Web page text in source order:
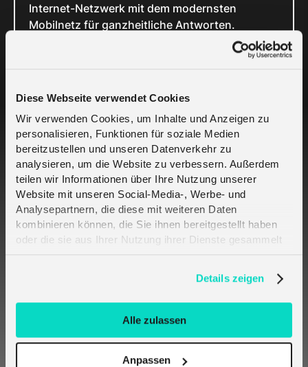
Diese Webseite verwendet Cookies
Wir verwenden Cookies, um Inhalte und Anzeigen zu
personalisieren, Funktionen für soziale Medien
bereitzustellen und unseren Datenverkehr zu
analysieren, um die Website zu verbessern. Außerdem
teilen wir Informationen über Ihre Nutzung unserer
Website mit unseren Social-Media-, Werbe- und
Analysepartnern, die diese mit weiteren Daten
kombinieren können, die Sie ihnen bereitgestellt haben
oder die sie aus Ihrer Nutzung ihrer Dienste gesammelt
Details zeigen
Alle zulassen
Anpassen
Internet-Netzwerk mit dem modernsten
Mobilnetz für ganzheitliche Antworten.
Melita.io ist Teil der Melita-Gruppe, die seit
mehr als 25 Jahren als ausgewiesener Experte
Telekommunikationslösungen steht. Melita.io
großvolumige Investitionen in
Telekommunikationsunternehmen tätigt und
ein Investitionsvermögen von 40 Milliarden
Euro verwaltet, mit einem jährlichen Umsatz
von 21 Milliarden Euro.
LoRa Alliance® und LoRaWAN® sind Marken,
die unter Lizenz der LoRa Alliance® verwendet
werden.
Related Cases